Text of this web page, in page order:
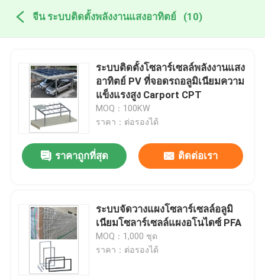
จีน ระบบติดตั้งพลังงานแสงอาทิตย์ (10)
ระบบติดตั้งโซลาร์เซลล์พลังงานแสง
อาทิตย์ PV ที่จอดรถอลูมิเนียมความ
แข็งแรงสูง Carport CPT
MOQ：100KW
ราคา：ต่อรองได้
ราคาถูกที่สุด ติดต่อเรา
ระบบจัดวางแผงโซลาร์เซลล์อลูมิ
เนียมโซลาร์เซลล์แผงอโนไดซ์ PFA
MOQ：1,000 ชุด
ราคา：ต่อรองได้